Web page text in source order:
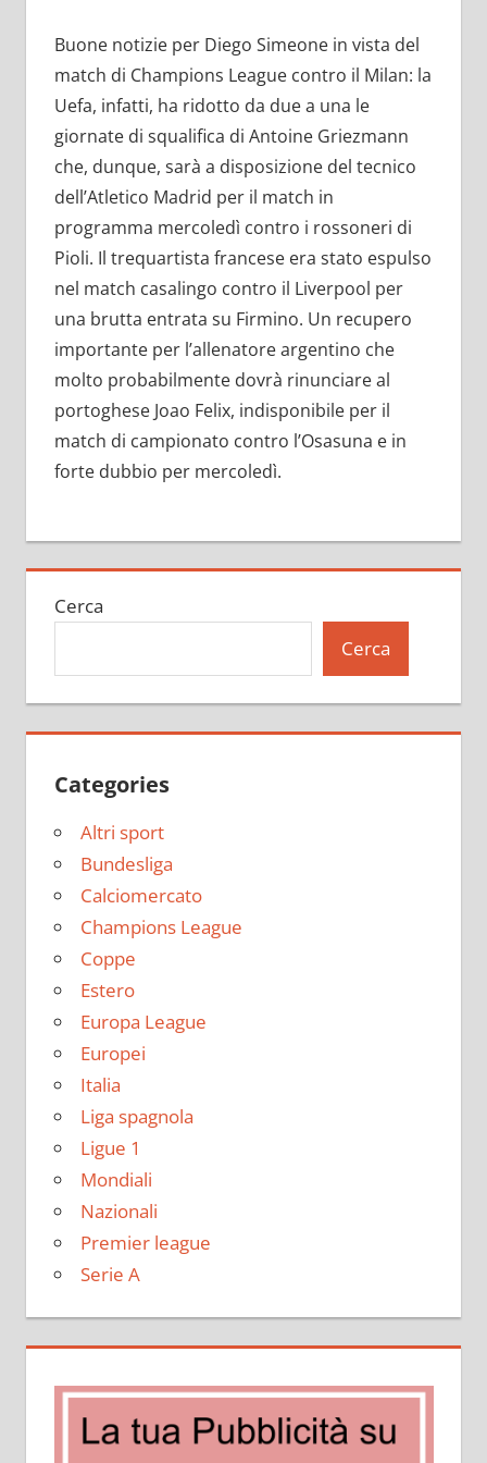
Buone notizie per Diego Simeone in vista del
match di Champions League contro il Milan: la
Uefa, infatti, ha ridotto da due a una le
giornate di squalifica di Antoine Griezmann
che, dunque, sarà a disposizione del tecnico
dell’Atletico Madrid per il match in
programma mercoledì contro i rossoneri di
Pioli. Il trequartista francese era stato espulso
nel match casalingo contro il Liverpool per
una brutta entrata su Firmino. Un recupero
importante per l’allenatore argentino che
molto probabilmente dovrà rinunciare al
portoghese Joao Felix, indisponibile per il
match di campionato contro l’Osasuna e in
forte dubbio per mercoledì.
Cerca
Cerca
Categories
Altri sport
Bundesliga
Calciomercato
Champions League
Coppe
Estero
Europa League
Europei
Italia
Liga spagnola
Ligue 1
Mondiali
Nazionali
Premier league
Serie A